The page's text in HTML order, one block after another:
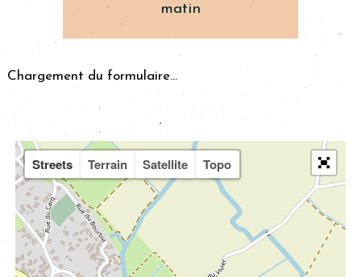
matin
Chargement du formulaire...
Streets Terrain Satellite Topo